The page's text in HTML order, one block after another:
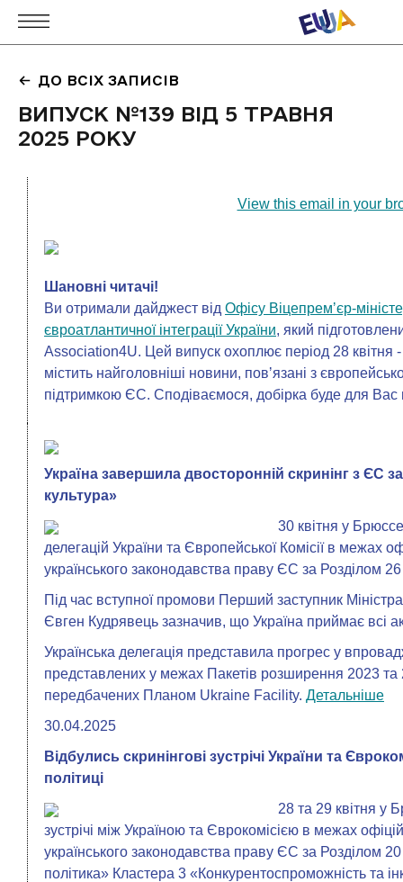
ДО ВСІХ ЗАПИСІВ
ВИПУСК №139 ВІД 5 ТРАВНЯ
2025 РОКУ
View this email in your
Шановні читачі!
Ви отримали дайджест від Офісу Віцепремʼєр-
євроатлантичної інтеграції України, який
Association4U. Цей випуск охоплює період 28 квітня
містить найголовніші новини, повʼязані з
підтримкою ЄС. Сподіваємося, добірка буде для Вас
Україна завершила двосторонній скринінг з ЄС
культура»
30 квітня у
делегацій України та Європейської Комісії в межах
українського законодавства праву ЄС за Розділом
Під час вступної промови Перший заступник
Євген Кудрявець зазначив, що Україна приймає всі
Українська делегація представила прогрес у
представлених у межах Пакетів розширення 2023
передбачених Планом Ukraine Facility. Детальніше
30.04.2025
Відбулись скринінгові зустрічі України та
політиці
28 та 29 квітня у
зустрічі між Україною та Єврокомісією в межах
українського законодавства праву ЄС за Розділом
політика» Кластера 3 «Конкурентоспроможність та